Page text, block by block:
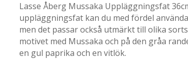
Lasse Åberg Mussaka Uppläggningsfat
uppläggningsfat kan du med fördel
men det passar också utmärkt till olika
motivet med Mussaka och på den gråa
en gul paprika och en vitlök.